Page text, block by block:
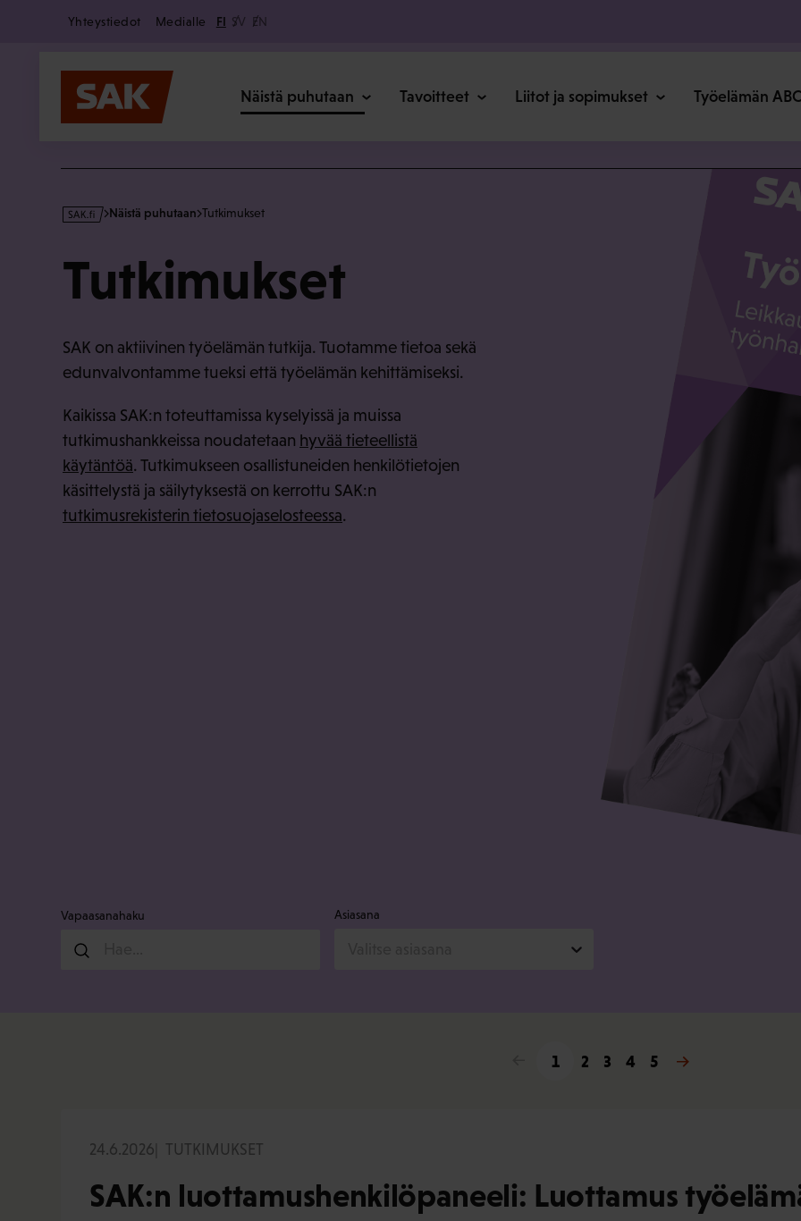
Secondary
Yhteystiedot Medialle FI SV EN
Näistä puhutaan Tavoitteet Liitot ja sopimukset Työelämän ABC
s
·
Näistä puhutaan Tutkimukset
Tutkimukset
SAK on aktiivinen työelämän tutkija. Tuotamme tietoa sekä
edunvalvontamme tueksi että työelämän kehittämiseksi.
Kaikissa SAK:n toteuttamissa kyselyissä ja muissa
tutkimushankkeissa noudatetaan hyvää tieteellistä
käytäntöä. Tutkimukseen osallistuneiden henkilötietojen
käsittelystä ja säilytyksestä on kerrottu SAK:n
tutkimusrekisterin tietosuojaselosteessa.
Vapaasanahaku Asiasana
1 2 3 4 5 >
24.6.2026 TUTKIMUKSET
SAK:n luottamushenkilöpaneeli: Luottamus